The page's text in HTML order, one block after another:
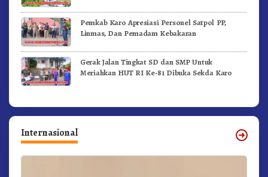
Pemkab Karo Apresiasi Personel Satpol PP,
Linmas, Dan Pemadam Kebakaran
Gerak Jalan Tingkat SD dan SMP Untuk
Meriahkan HUT RI Ke-81 Dibuka Sekda Karo
Internasional